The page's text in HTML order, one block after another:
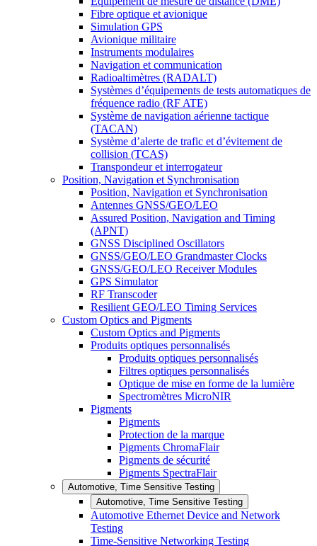
Fibre optique et avionique
Simulation GPS
Avionique militaire
Instruments modulaires
Navigation et communication
Radioaltimètres (RADALT)
Systèmes d’équipements de tests automatiques de
fréquence radio (RF ATE)
Système de navigation aérienne tactique
(TACAN)
Système d’alerte de trafic et d’évitement de
collision (TCAS)
Transpondeur et interrogateur
Position, Navigation et Synchronisation
Position, Navigation et Synchronisation
Antennes GNSS/GEO/LEO
Assured Position, Navigation and Timing
(APNT)
GNSS Disciplined Oscillators
GNSS/GEO/LEO Grandmaster Clocks
GNSS/GEO/LEO Receiver Modules
GPS Simulator
RF Transcoder
Resilient GEO/LEO Timing Services
Custom Optics and Pigments
Custom Optics and Pigments
Produits optiques personnalisés
Produits optiques personnalisés
Filtres optiques personnalisés
Optique de mise en forme de la lumière
Spectromètres MicroNIR
Pigments
Pigments
Protection de la marque
Pigments ChromaFlair
Pigments de sécurité
Pigments SpectraFlair
Automotive, Time Sensitive Testing
Automotive, Time Sensitive Testing
Automotive Ethernet Device and Network
Testing
Time-Sensitive Networking Testing